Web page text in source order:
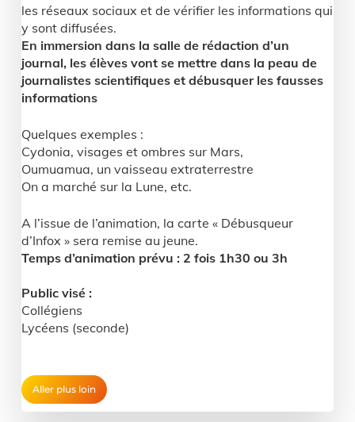
les réseaux sociaux et de vérifier les informations qui
y sont diffusées.
En immersion dans la salle de rédaction d’un
journal, les élèves vont se mettre dans la peau de
journalistes scientifiques et débusquer les fausses
informations
Quelques exemples :
Cydonia, visages et ombres sur Mars,
Oumuamua, un vaisseau extraterrestre
On a marché sur la Lune, etc.
A l’issue de l’animation, la carte « Débusqueur
d’Infox » sera remise au jeune.
Temps d’animation prévu : 2 fois 1h30 ou 3h
Public visé :
Collégiens
Lycéens (seconde)
Aller plus loin